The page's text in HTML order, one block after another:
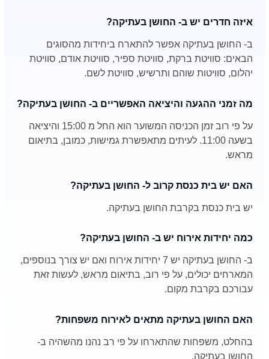
איזה חדרים יש ב- החושן בעתיקה?
ב- החושן בעתיקה אפשר להתארח ביחידות מהסוגים
הבאים: סוויטת ברקת, סוויטת ספיר, סוויטת אודם, סוויטת
יהלום, סוויטות שוהם ותרשיש, סוויטת לשם.
מה זמני ההגעה והיציאה האפשריים ב- החושן בעתיקה?
על פי רוב זמן הכניסה המשוער הוא החל מ 15:00 והיציאה
בשעה 11:00. לעיתים מתאפשרת גמישות, כמובן, בתיאום
מראש.
האם יש בית כנסת קרוב ל- החושן בעתיקה?
יש בית כנסת בקרבת החושן בעתיקה.
כמה יחידות אירוח יש ב- החושן בעתיקה?
ב- החושן בעתיקה יש 7 יחידות אירוח ואם יש צורך בנוספים,
המארחים יכולים, על פי רוב, בתיאום מראש, לעשות זאת
עבורכם בקרבת מקום.
האם החושן בעתיקה מתאים לאירוח משפחות?
בהחלט, משפחות שהתארחו על פי רב נהנו מהשהיה ב-
החושן בעתיקה.